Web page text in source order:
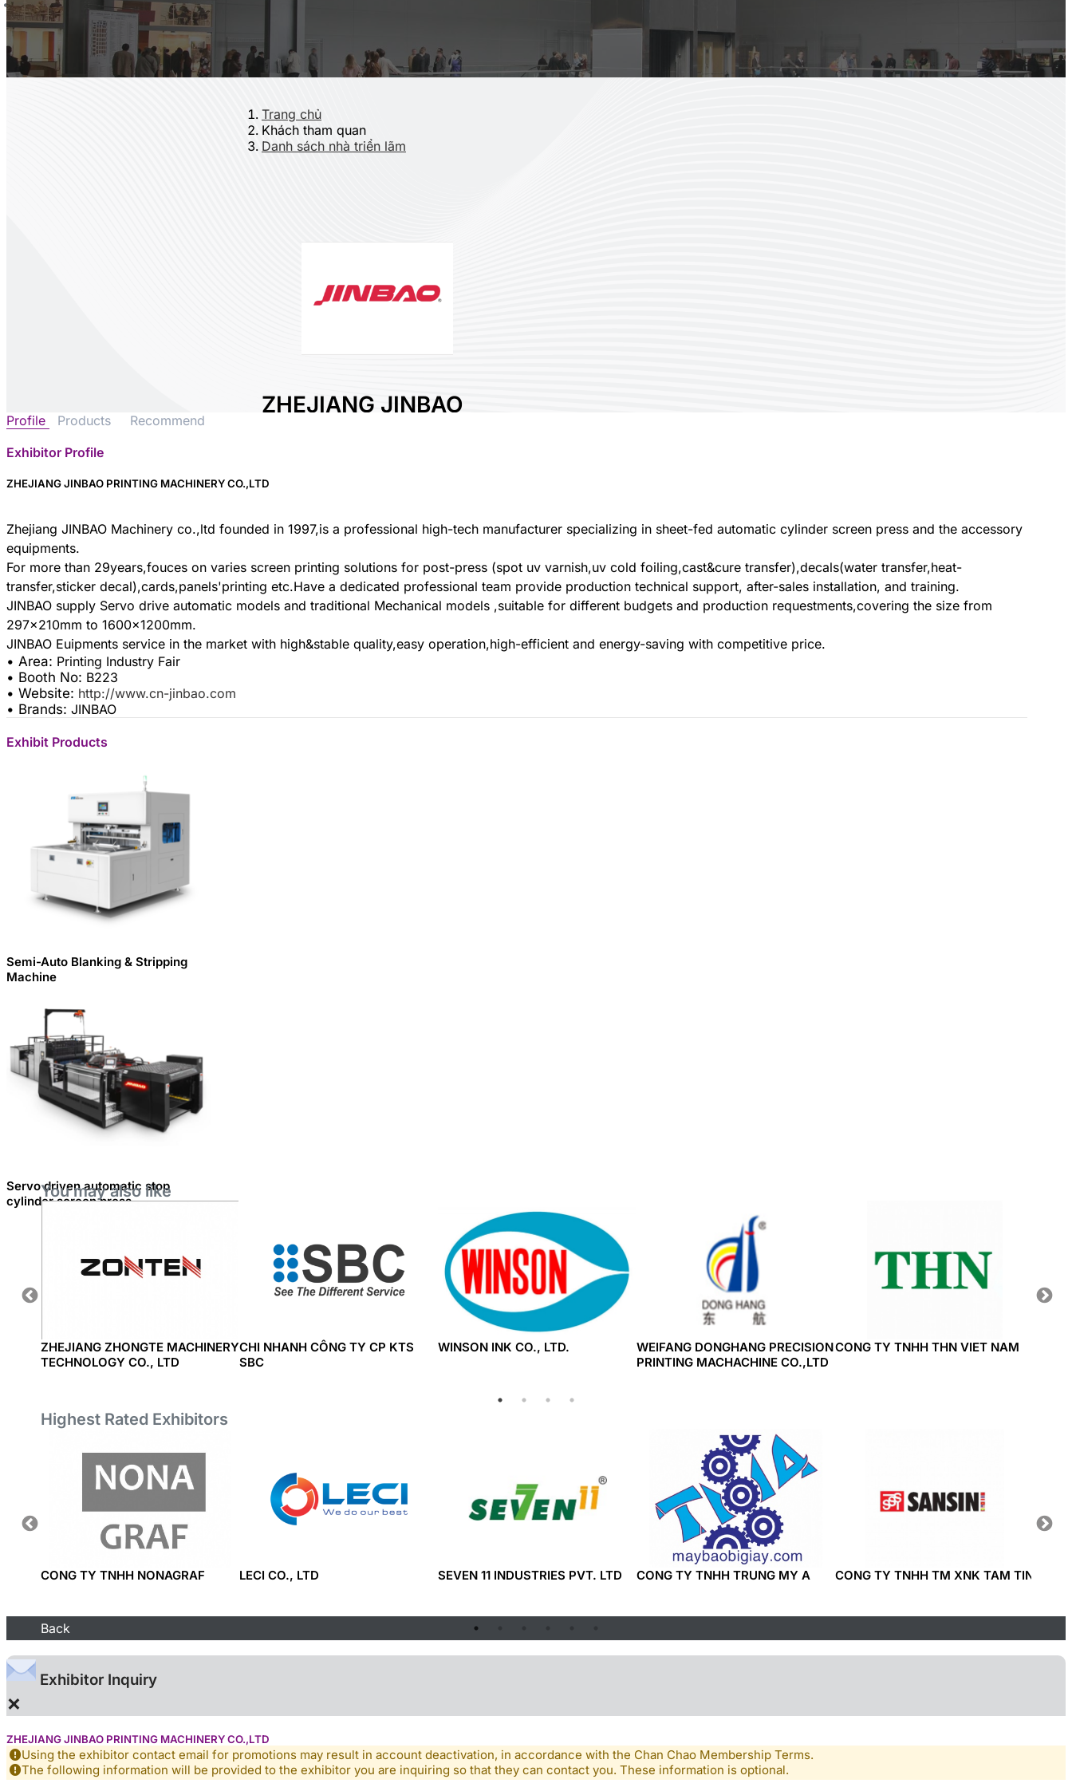
Trang chủ
Khách tham quan
Danh sách nhà triển lãm
ZHEJIANG JINBAO
Area:
Booth No:B223
Share :
Profile Products Recommend
Exhibitor Profile
ZHEJIANG JINBAO PRINTING MACHINERY CO.,LTD
Zhejiang JINBAO Machinery co.,ltd founded in 1997,is a professional high-tech manufacturer specializing in sheet-fed automatic cylinder screen press and the accessory
equipments.
For more than 29years,fouces on varies screen printing solutions for post-press (spot uv varnish,uv cold foiling,cast&cure transfer),decals(water transfer,heat-
transfer,sticker decal),cards,panels'printing etc.Have a dedicated professional team provide production technical support, after-sales installation, and training.
JINBAO supply Servo drive automatic models and traditional Mechanical models ,suitable for different budgets and production requestments,covering the size from
297x210mm to 1600x1200mm.
• Area: Printing Industry Fair
• Booth No: B223
• Website: http://www.cn-jinbao.com
• Brands: JINBAO
Exhibit Products
Semi-Auto Blanking & Stripping
Machine
Servo driven automatic stop
cylinder screen press
You may also like
ZHEJIANG ZHONGTE MACHINERY
TECHNOLOGY CO., LTD
CHI NHANH CÔNG TY CP KTS
SBC
WINSON INK CO., LTD.
WEIFANG DONGHANG PRECISION
PRINTING MACHACHINE CO.,LTD
CONG TY TNHH THN VIET NAM
Highest Rated Exhibitors
CONG TY TNHH NONAGRAF LECI CO., LTD SEVEN 11 INDUSTRIES PVT. LTD CONG TY TNHH TRUNG MY A CONG TY TNHH TM XNK TAM TIN
Back
Exhibitor Inquiry
×
ZHEJIANG JINBAO PRINTING MACHINERY CO.,LTD
Using the exhibitor contact email for promotions may result in account deactivation, in accordance with the Chan Chao Membership Terms.
The following information will be provided to the exhibitor you are inquiring so that they can contact you. These information is optional.